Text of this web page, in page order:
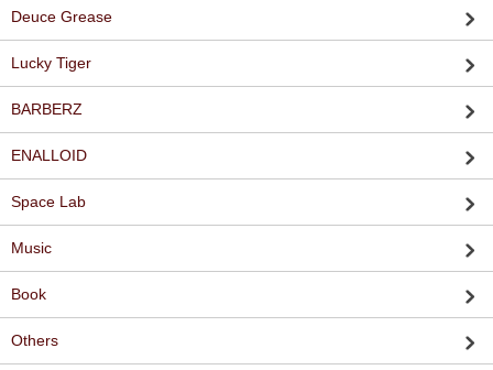
Deuce Grease
Lucky Tiger
BARBERZ
ENALLOID
Space Lab
Music
Book
Others